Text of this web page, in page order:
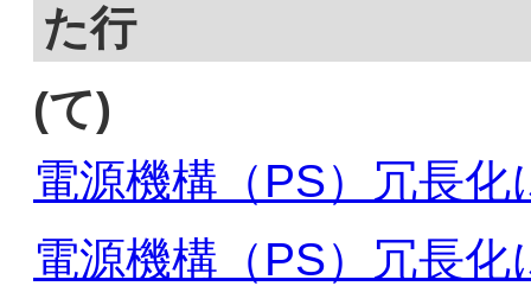
た行
(て)
電源機構（PS）冗長
電源機構（PS）冗長